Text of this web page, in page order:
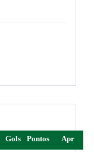
Gols Pontos Apr